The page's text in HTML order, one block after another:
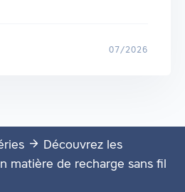
07/2026
Découvrez les
matière de recharge sans fil